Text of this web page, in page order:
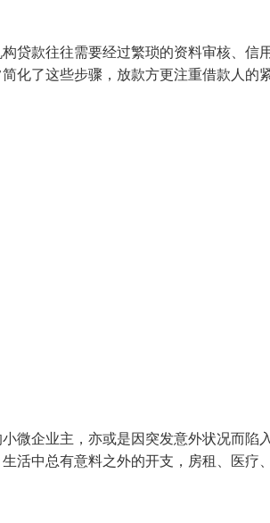
贷款往往需要经过繁琐的资料审核、信
化了这些步骤，放款方更注重借款人的
微企业主，亦或是因突发意外状况而陷
活中总有意料之外的开支，房租、医疗